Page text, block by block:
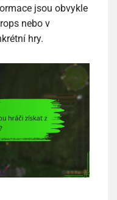
jsou obvykle
nebo v
hry.